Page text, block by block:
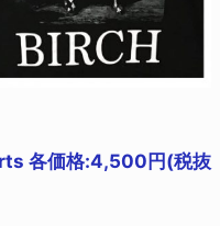
各価格:4,500円(税抜